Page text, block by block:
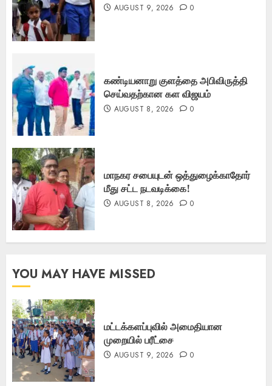
AUGUST 9, 2026 0
கண்டியனாறு குளத்தை அபிவிருத்தி
செய்வதற்கான கள விஜயம்
AUGUST 8, 2026 0
மாநகர சபையுடன் ஒத்துழைக்காதோர்
மீது சட்ட நடவடிக்கை!
AUGUST 8, 2026 0
YOU MAY HAVE MISSED
மட்டக்களப்புவில் அமைதியான
முறையில் பரீட்சை
AUGUST 9, 2026 0